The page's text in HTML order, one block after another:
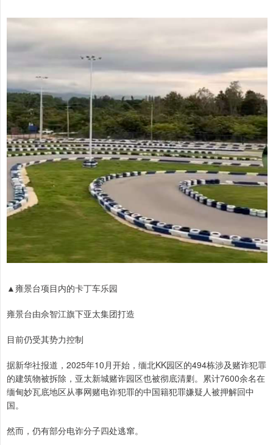
▲雍景台项目内的卡丁车乐园
雍景台由佘智江旗下亚太集团打造
目前仍受其势力控制
据新华社报道，2025年10月开始，缅北KK园区的494栋涉及赌诈犯罪
的建筑物被拆除，亚太新城赌诈园区也被彻底清剿。累计7600余名在
缅甸妙瓦底地区从事网赌电诈犯罪的中国籍犯罪嫌疑人被押解回中
国。
然而，仍有部分电诈分子四处逃窜。